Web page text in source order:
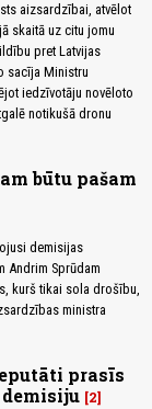
aizsardzībai, atvēlot
skaitā uz citu jomu
pret Latvijas
sacīja Ministru
iedzīvotāju novēloto
notikušā dronu
būtu pašam
demisijas
Andrim Sprūdam
kurš tikai sola drošību,
ministra
prasīs
2